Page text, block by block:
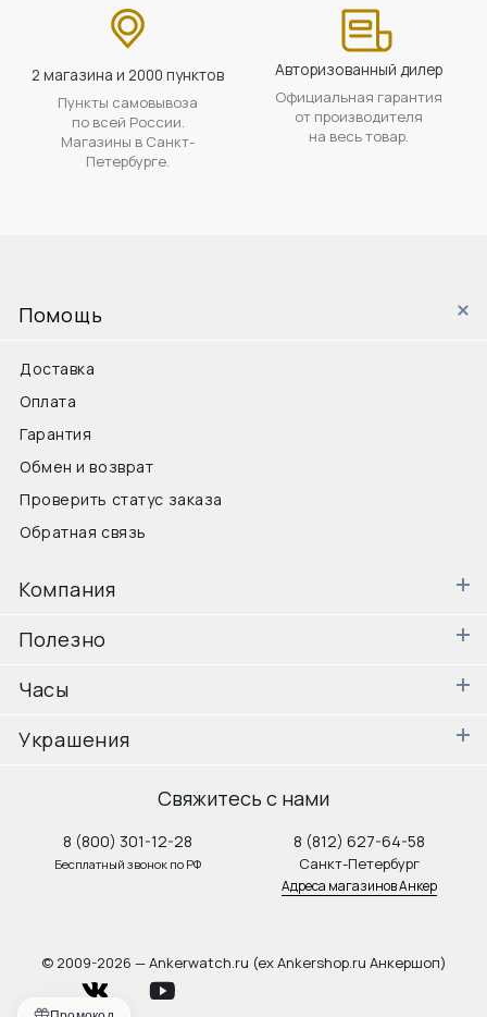
2 магазина и 2000 пунктов
Пункты самовывоза
по всей России.
Магазины в Санкт-
Петербурге.
Авторизованный дилер
Официальная гарантия
от производителя
на весь товар.
Помощь
Доставка
Оплата
Гарантия
Обмен и возврат
Проверить статус заказа
Обратная связь
Компания
Полезно
Часы
Украшения
Свяжитесь с нами
8 (800) 301-12-28
Бесплатный звонок по РФ
8 (812) 627-64-58
Санкт-Петербург
Адреса магазинов Анкер
© 2009-2026 — Ankerwatch.ru (ex Ankershop.ru Анкершоп)
vkontakte youtube